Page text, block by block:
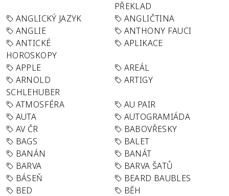
PŘEKLAD
ANGLICKÝ JAZYK
ANGLIČTINA
ANGLIE
ANTHONY FAUCI
ANTICKÉ
HOROSKOPY
APLIKACE
APPLE
AREÁL
ARNOLD
SCHLEHUBER
ARTIGY
ATMOSFÉRA
AU PAIR
AUTA
AUTOGRAMIÁDA
AV ČR
BABOVŘESKY
BAGS
BALET
BANÁN
BANÁT
BARVA
BARVA ŠATŮ
BÁSEŇ
BEARD BAUBLES
BED
BĚH